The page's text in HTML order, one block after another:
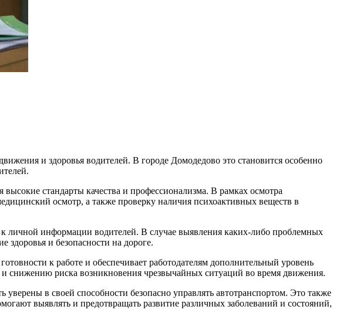
и здоровья водителей. В городе Домодедово это становится особенно
стандарты качества и профессионализма. В рамках осмотра
осмотр, а также проверку наличия психоактивных веществ в
информации водителей. В случае выявления каких-либо проблемных
здоровья и безопасности на дороге.
к работе и обеспечивает работодателям дополнительный уровень
и снижению риска возникновения чрезвычайных ситуаций во время движения.
в своей способности безопасно управлять автотранспортом. Это также
выявлять и предотвращать развитие различных заболеваний и состояний,